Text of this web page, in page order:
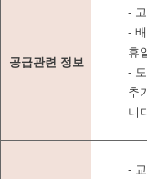
공급관련 정보
-
-
휴
-
추
니
-